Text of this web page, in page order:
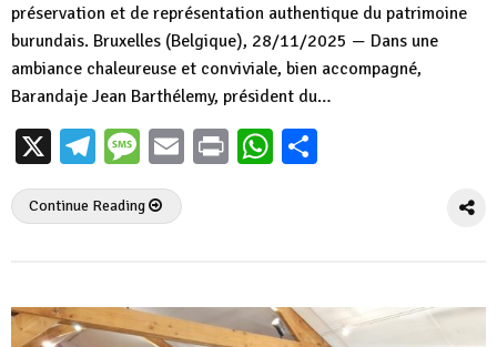
préservation et de représentation authentique du patrimoine
burundais. Bruxelles (Belgique), 28/11/2025 — Dans une
ambiance chaleureuse et conviviale, bien accompagné,
Barandaje Jean Barthélemy, président du…
X Telegram
Message
EmailPrintWhatsApp
Continue Reading